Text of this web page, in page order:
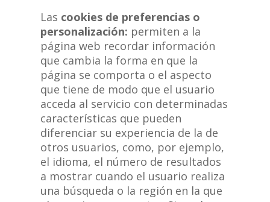
Las cookies de preferencias o
personalización: permiten a la
página web recordar información
que cambia la forma en que la
página se comporta o el aspecto
que tiene de modo que el usuario
acceda al servicio con determinadas
características que pueden
diferenciar su experiencia de la de
otros usuarios, como, por ejemplo,
el idioma, el número de resultados
a mostrar cuando el usuario realiza
una búsqueda o la región en la que